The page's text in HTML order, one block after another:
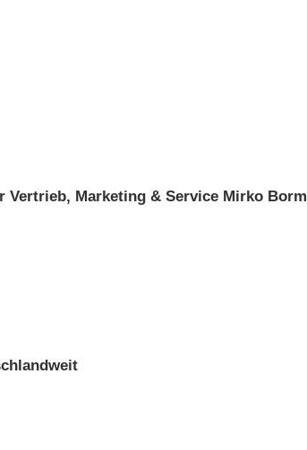
Vertrieb, Marketing & Service Mirko Borm